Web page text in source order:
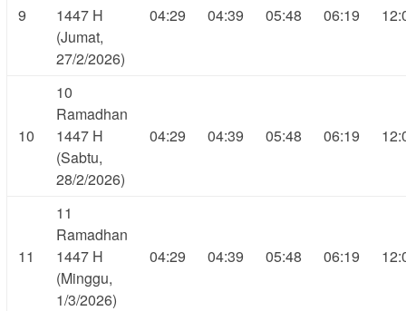
9
1447 H
(Jumat,
27/2/2026)
04:29 04:39 05:48 06:19
10
10
Ramadhan
1447 H
(Sabtu,
28/2/2026)
04:29 04:39 05:48 06:19
11
11
Ramadhan
1447 H
(Minggu,
1/3/2026)
04:29 04:39 05:48 06:19